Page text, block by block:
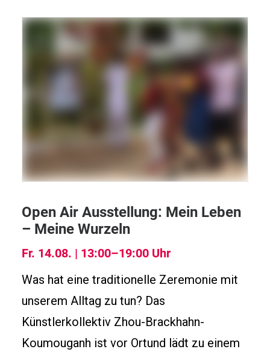
Open Air Ausstellung: Mein Leben
– Meine Wurzeln
Fr. 14.08. | 13:00–19:00 Uhr
Was hat eine traditionelle Zeremonie mit
unserem Alltag zu tun? Das
Künstlerkollektiv Zhou-Brackhahn-
Koumouganh ist vor Ortund lädt zu einem